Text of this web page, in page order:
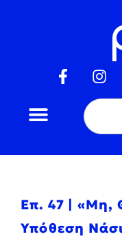
Επ. 47 | «Μη,
Υπόθεση